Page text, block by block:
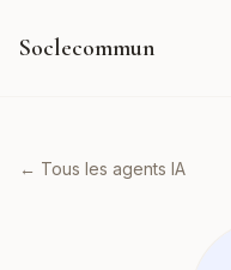
Soclecommun
← Tous les agents IA